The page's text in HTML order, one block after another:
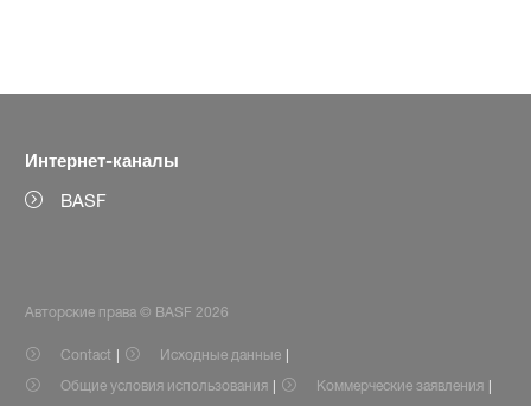
Интернет-каналы
BASF
Авторские права © BASF 2026
Contact
Исходные данные
Общие условия использования
Коммерческие заявления